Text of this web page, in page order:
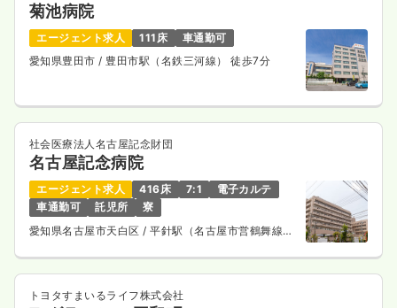
菊池病院
エージェント求人 111床
車通勤可
愛知県豊田市/ 豊田市駅（名鉄三河線） 徒歩7分
社会医療法人名古屋記念財団
名古屋記念病院
エージェント求人 416床 7:1
電子カルテ
車通勤可
託児所
寮
愛知県名古屋市天白区 / 平針駅（名古屋市営鶴舞線）
トヨタすまいるライフ株式会社